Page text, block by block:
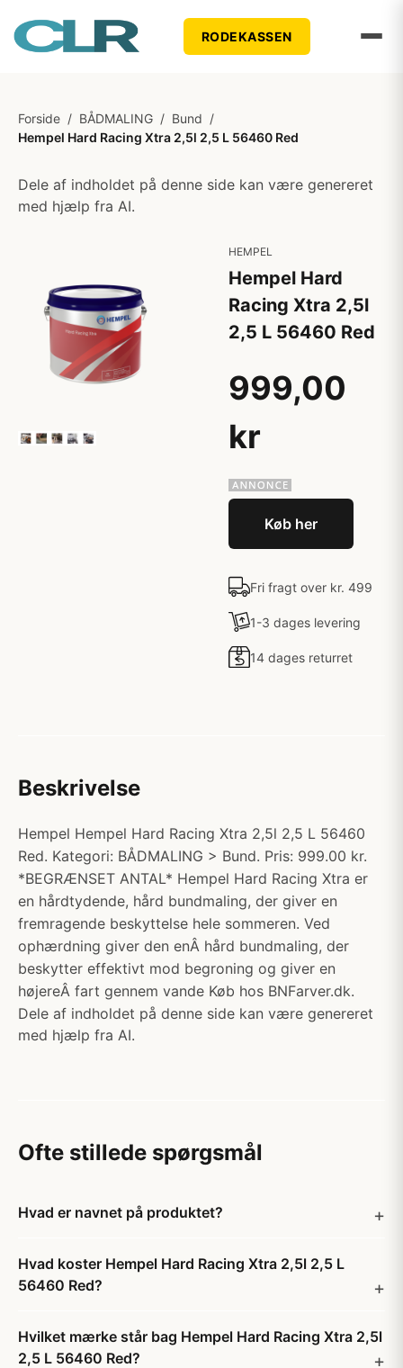
RODEKASSEN
Forside / BÅDMALING / Bund /
Hempel Hard Racing Xtra 2,5l 2,5 L 56460 Red
Dele af indholdet på denne side kan være genereret
med hjælp fra AI.
HEMPEL
Hempel Hard
Racing Xtra 2,5l
2,5 L 56460 Red
999,00
kr
Køb her
Fri fragt over kr. 499
1-3 dages levering
14 dages returret
Beskrivelse
Hempel Hempel Hard Racing Xtra 2,5l 2,5 L 56460
Red. Kategori: BÅDMALING > Bund. Pris: 999.00 kr.
*BEGRÆNSET ANTAL* Hempel Hard Racing Xtra er
en hårdtydende, hård bundmaling, der giver en
fremragende beskyttelse hele sommeren. Ved
ophærdning giver den enÂ hård bundmaling, der
beskytter effektivt mod begroning og giver en
højereÂ fart gennem vande Køb hos BNFarver.dk.
Dele af indholdet på denne side kan være genereret
med hjælp fra AI.
Ofte stillede spørgsmål
Hvad er navnet på produktet?
Hvad koster Hempel Hard Racing Xtra 2,5l 2,5 L
56460 Red?
Hvilket mærke står bag Hempel Hard Racing Xtra 2,5l
2,5 L 56460 Red?